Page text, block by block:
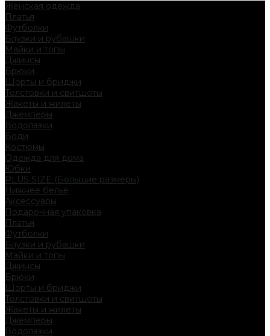
Женская одежда
Платья
Футболки
Блузки и рубашки
Майки и топы
Джинсы
Брюки
Шорты и бриджи
Толстовки и свитшоты
Жакеты и жилеты
Джемперы
Водолазки
Боди
Костюмы
Одежда для дома
Юбки
PLUS SIZE (Большие размеры)
Нижнее белье
Аксессуары
Подарочная упаковка
Платья
Футболки
Блузки и рубашки
Майки и топы
Джинсы
Брюки
Шорты и бриджи
Толстовки и свитшоты
Жакеты и жилеты
Джемперы
Водолазки